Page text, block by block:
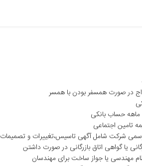
در صورت همسفر بودن با همسر
حساب بانکی
تامین اجتماعی
رسمی شرکت شامل آگهی تاسیس،تغییرات و تصمیمات
یا گواهی اتاق بازرگانی در صورت داشتن
مهندسی یا جواز ساخت برای مهندسان